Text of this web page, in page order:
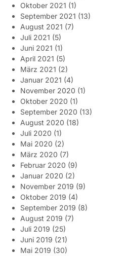
Oktober 2021 (1)
September 2021 (13)
August 2021 (7)
Juli 2021 (5)
Juni 2021 (1)
April 2021 (5)
März 2021 (2)
Januar 2021 (4)
November 2020 (1)
Oktober 2020 (1)
September 2020 (13)
August 2020 (18)
Juli 2020 (1)
Mai 2020 (2)
März 2020 (7)
Februar 2020 (9)
Januar 2020 (2)
November 2019 (9)
Oktober 2019 (4)
September 2019 (8)
August 2019 (7)
Juli 2019 (25)
Juni 2019 (21)
Mai 2019 (30)